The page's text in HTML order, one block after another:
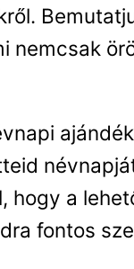
nemcsak
hogy a
fontos